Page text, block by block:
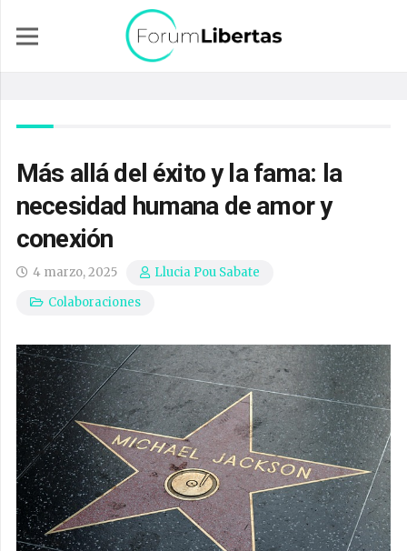
Más allá del éxito y la fama: la
necesidad humana de amor y
conexión
4 marzo, 2025
Llucia Pou Sabate
Colaboraciones